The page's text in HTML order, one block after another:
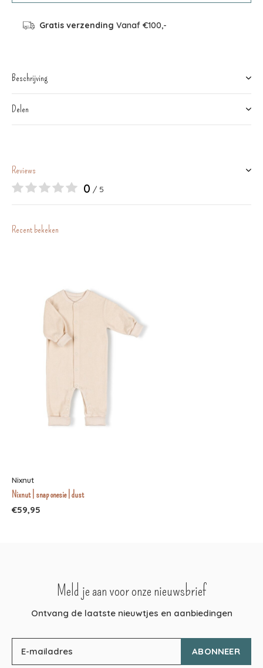
Gratis verzending Vanaf €100,-
Beschrijving
Delen
Reviews
0 / 5
Recent bekeken
Nixnut
Nixnut | snap onesie | dust
€59,95
Meld je aan voor onze nieuwsbrief
Ontvang de laatste nieuwtjes en aanbiedingen
ABONNEER